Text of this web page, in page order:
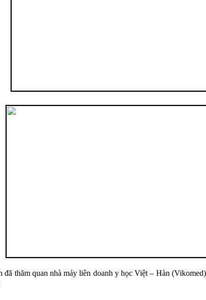
thăm quan nhà máy liên doanh y học Việt – Hàn